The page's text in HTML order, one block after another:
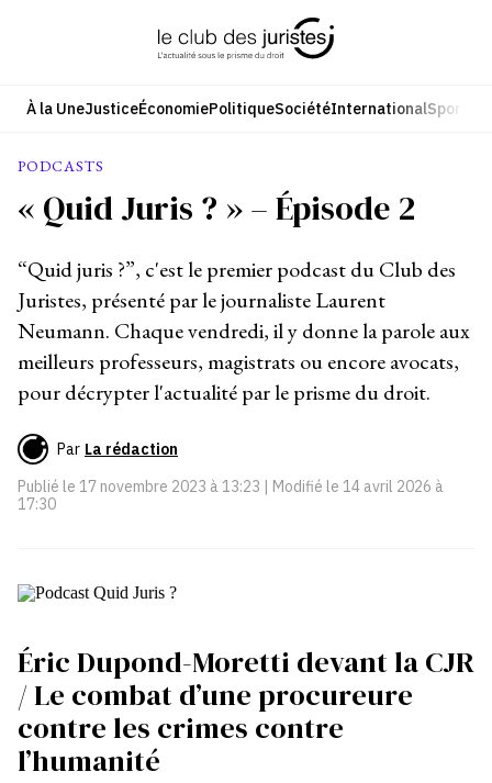
À la UneJusticeÉconomiePolitiqueSociétéInternationalSport
PODCASTS
« Quid Juris ? » – Épisode 2
“Quid juris ?”, c'est le premier podcast du Club des
Juristes, présenté par le journaliste Laurent
Neumann. Chaque vendredi, il y donne la parole aux
meilleurs professeurs, magistrats ou encore avocats,
pour décrypter l'actualité par le prisme du droit.
Par La rédaction
Publié le 17 novembre 2023 à 13:23 | Modifié le 14 avril 2026 à
17:30
Éric Dupond-Moretti devant la CJR
/ Le combat d’une procureure
contre les crimes contre
l’humanité